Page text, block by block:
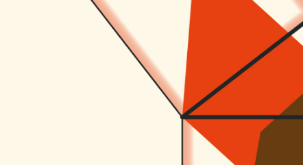
И в том, и в другом слу­чаях важно сле­дить,
речь же идёт про равен­ство площа­дей!
закрытые от взора наблю­да­теля полосы между